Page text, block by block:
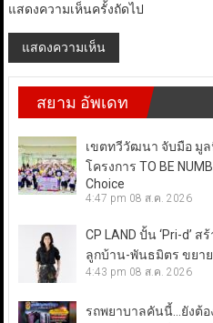
แสดงความเห็นครั้งถัดไป
สยาม อัพเดท
เขตทวีวัฒนา จับมือ มู
โครงการ TO BE
Choice
4:47 pm 08 ส.ค. 2026
CP LAND ปั้น ‘Pri-d’
ลูกบ้าน-พันธมิตร ขยา
4:43 pm 08 ส.ค. 2026
รถพยาบาลคันนี้…ยังต้